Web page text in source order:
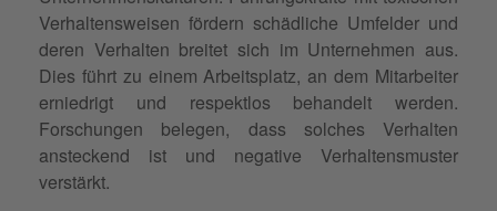
Verhaltensweisen fördern schädliche Umfelder und
deren Verhalten breitet sich im Unternehmen aus.
Dies führt zu einem Arbeitsplatz, an dem Mitarbeiter
erniedrigt und respektlos behandelt werden.
Forschungen belegen, dass solches Verhalten
ansteckend ist und negative Verhaltensmuster
verstärkt.